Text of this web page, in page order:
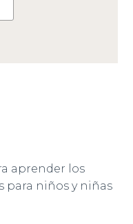
aprender los
para niños y niñas